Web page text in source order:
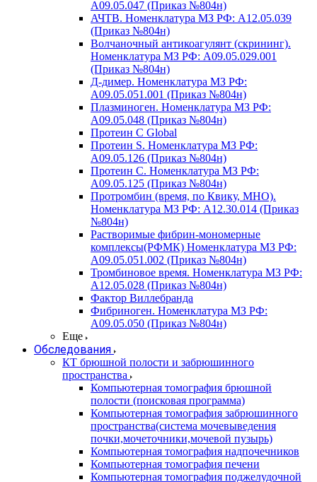
A09.05.047 (Приказ №804н)
АЧТВ. Номенклатура МЗ РФ: A12.05.039
(Приказ №804н)
Волчаночный антикоагулянт (скрининг).
Номенклатура МЗ РФ: A09.05.029.001
(Приказ №804н)
Д-димер. Номенклатура МЗ РФ:
A09.05.051.001 (Приказ №804н)
Плазминоген. Номенклатура МЗ РФ:
A09.05.048 (Приказ №804н)
Протеин C Global
Протеин S. Номенклатура МЗ РФ:
A09.05.126 (Приказ №804н)
Протеин С. Номенклатура МЗ РФ:
A09.05.125 (Приказ №804н)
Протромбин (время, по Квику, МНО).
Номенклатура МЗ РФ: A12.30.014 (Приказ
№804н)
Растворимые фибрин-мономерные
комплексы(РФМК) Номенклатура МЗ РФ:
A09.05.051.002 (Приказ №804н)
Тромбиновое время. Номенклатура МЗ РФ:
A12.05.028 (Приказ №804н)
Фактор Виллебранда
Фибриноген. Номенклатура МЗ РФ:
A09.05.050 (Приказ №804н)
Еще
Обследования
КТ брюшной полости и забрюшинного
пространства
Компьютерная томография брюшной
полости (поисковая программа)
Компьютерная томография забрюшинного
пространства(система мочевыведения
почки,мочеточники,мочевой пузырь)
Компьютерная томография надпочечников
Компьютерная томография печени
Компьютерная томография поджелудочной